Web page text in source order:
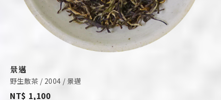
景邁
野生散茶 / 2004 / 景邁
NT$ 1,100